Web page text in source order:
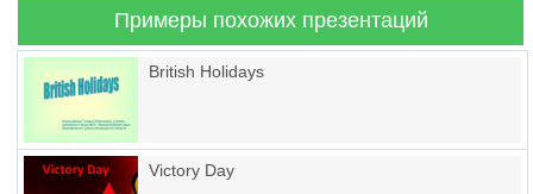
Примеры похожих презентаций
British Holidays
Victory Day